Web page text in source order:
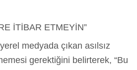
İTİBAR ETMEYİN”
medyada çıkan asılsız
gerektiğini belirterek, “Bu